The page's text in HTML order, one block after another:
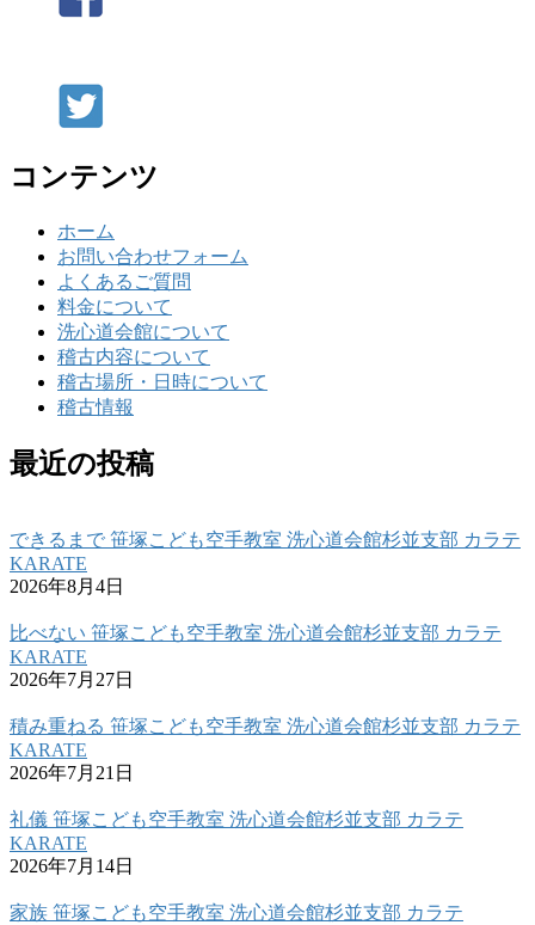
コンテンツ
ホーム
お問い合わせフォーム
よくあるご質問
料金について
洗心道会館について
稽古内容について
稽古場所・日時について
稽古情報
最近の投稿
できるまで 笹塚こども空手教室 洗心道会館杉並支部 カラテ
KARATE
2026年8月4日
比べない 笹塚こども空手教室 洗心道会館杉並支部 カラテ
KARATE
2026年7月27日
積み重ねる 笹塚こども空手教室 洗心道会館杉並支部 カラテ
KARATE
2026年7月21日
礼儀 笹塚こども空手教室 洗心道会館杉並支部 カラテ
KARATE
2026年7月14日
家族 笹塚こども空手教室 洗心道会館杉並支部 カラテ